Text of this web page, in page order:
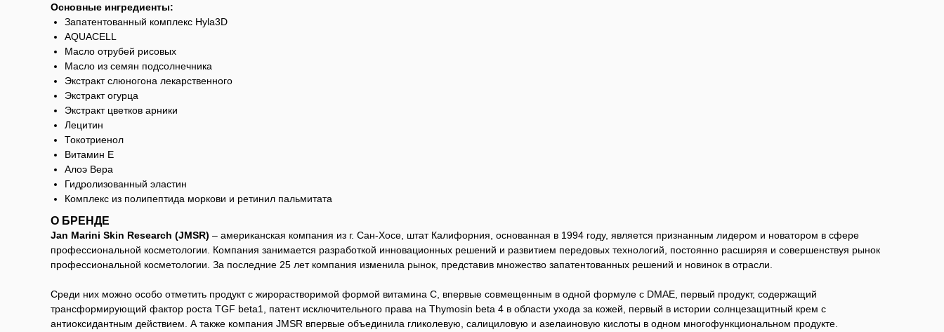
Основные ингредиенты:
Запатентованный комплекс Hyla3D
AQUACELL
Масло отрубей рисовых
Масло из семян подсолнечника
Экстракт слюногона лекарственного
Экстракт огурца
Экстракт цветков арники
Лецитин
Токотриенол
Витамин Е
Алоэ Вера
Гидролизованный эластин
Комплекс из полипептида моркови и ретинил пальмитата
О БРЕНДЕ
Jan Marini Skin Research (JMSR) – американская компания из г. Сан-Хосе, штат Калифорния, основанная в 1994 году, является признанным лидером и новатором в сфере
профессиональной косметологии. Компания занимается разработкой инновационных решений и развитием передовых технологий, постоянно расширяя и совершенствуя рынок
профессиональной косметологии. За последние 25 лет компания изменила рынок, представив множество запатентованных решений и новинок в отрасли.
Среди них можно особо отметить продукт с жирорастворимой формой витамина C, впервые совмещенным в одной формуле с DMAE, первый продукт, содержащий
трансформирующий фактор роста TGF beta1, патент исключительного права на Thymosin beta 4 в области ухода за кожей, первый в истории солнцезащитный крем с
антиоксидантным действием. А также компания JMSR впервые объединила гликолевую, салициловую и азелаиновую кислоты в одном многофункциональном продукте.